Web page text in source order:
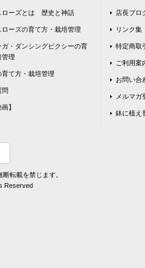
ローズとは 歴史と神話
ローズの育て方・栽培管理
ガ・ダンシングピクシーの育
管理
育て方・栽培管理
問
】
店長ブロ
リンク集
特定商取
ご利用案
お問い合
メルマガ
鉢に植え
転載を禁じます。
Reserved